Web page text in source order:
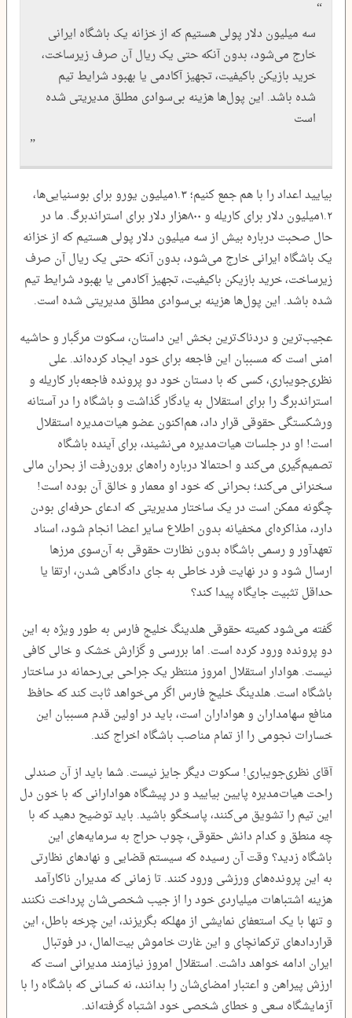
سه ‌میلیون دلار پولی هستیم که از خزانه یک باشگاه ایرانی
خارج می‌شود، بدون آنکه حتی یک ریال آن صرف زیرساخت،
خرید بازیکن باکیفیت، تجهیز آکادمی یا بهبود شرایط تیم
شده باشد. این پول‌ها هزینه بی‌سوادی مطلق مدیریتی شده
است
بیایید اعداد را با هم جمع کنیم؛ ۱.۳‌میلیون یورو برای بوسنیایی‌ها،
۱.۲‌میلیون دلار برای کاریله و ۸۰۰‌هزار دلار برای استراندبرگ. ما در
حال صحبت درباره بیش از سه ‌میلیون دلار پولی هستیم که از خزانه
یک باشگاه ایرانی خارج می‌شود، بدون آنکه حتی یک ریال آن صرف
زیرساخت، خرید بازیکن باکیفیت، تجهیز آکادمی یا بهبود شرایط تیم
شده باشد. این پول‌ها هزینه بی‌سوادی مطلق مدیریتی شده است.
عجیب‌ترین و دردناک‌ترین بخش این داستان، سکوت مرگبار و حاشیه
امنی است که مسببان این فاجعه برای خود ایجاد کرده‌اند. علی
نظری‌جویباری، کسی که با دستان خود دو پرونده فاجعه‌بار کاریله و
استراندبرگ را برای استقلال به یادگار گذاشت و باشگاه را در آستانه
ورشکستگی حقوقی قرار داد، هم‌اکنون عضو هیات‌مدیره استقلال
است! او در جلسات هیات‌مدیره می‌نشیند، برای آینده باشگاه
تصمیم‌گیری می‌کند و احتمالا درباره راه‌های برون‌رفت از بحران مالی
سخنرانی می‌کند؛ بحرانی که خود او معمار و خالق آن بوده است!
چگونه ممکن است در یک ساختار مدیریتی که ادعای حرفه‌ای بودن
دارد، مذاکره‌ای مخفیانه بدون اطلاع سایر اعضا انجام شود، اسناد
تعهدآور و رسمی باشگاه بدون نظارت حقوقی به آن‌سوی مرزها
ارسال شود و در نهایت فرد خاطی به جای دادگاهی شدن، ارتقا یا
حداقل تثبیت جایگاه پیدا کند؟
گفته می‌شود کمیته حقوقی هلدینگ خلیج فارس به طور ویژه به این
دو پرونده ورود کرده است. اما بررسی و گزارش خشک و خالی کافی
نیست. هوادار استقلال امروز منتظر یک جراحی بی‌رحمانه در ساختار
باشگاه است. هلدینگ خلیج فارس اگر می‌خواهد ثابت کند که حافظ
منافع سهامداران و هواداران است، باید در اولین قدم مسببان این
خسارات نجومی را از تمام مناصب باشگاه اخراج کند.
آقای نظری‌جویباری! سکوت دیگر جایز نیست. شما باید از آن صندلی
راحت هیات‌مدیره پایین بیایید و در پیشگاه هوادارانی که با خون دل
این تیم را تشویق می‌کنند، پاسخگو باشید. باید توضیح دهید که با
چه منطق و کدام دانش حقوقی، چوب حراج به سرمایه‌های این
باشگاه زدید؟ وقت آن رسیده که سیستم قضایی و نهادهای نظارتی
به این پرونده‌های ورزشی ورود کنند. تا زمانی که مدیران ناکارآمد
هزینه اشتباهات میلیاردی خود را از جیب شخصی‌شان پرداخت نکنند
و تنها با یک استعفای نمایشی از مهلکه بگریزند، این چرخه باطل، این
قراردادهای ترکمانچای و این غارت خاموش بیت‌المال، در فوتبال
ایران ادامه خواهد داشت. استقلال امروز نیازمند مدیرانی است که
ارزش پیراهن و اعتبار امضای‌شان را بدانند، نه کسانی که باشگاه را با
آزمایشگاه سعی و خطای شخصی خود اشتباه گرفته‌اند.